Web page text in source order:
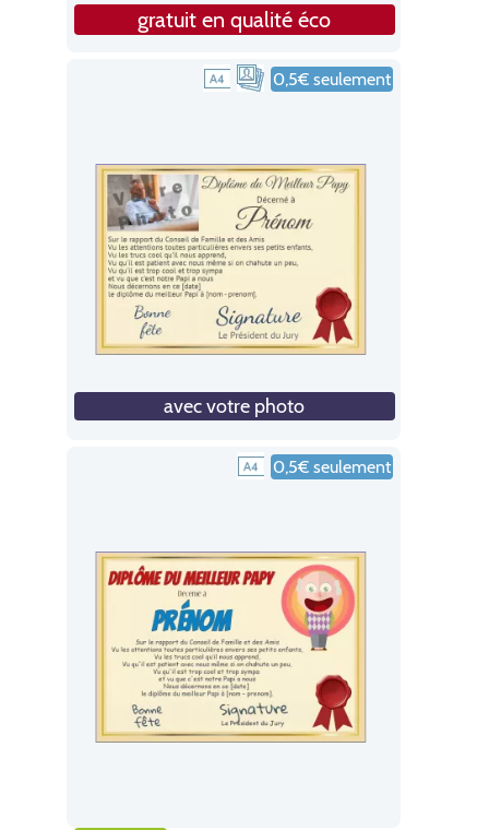
gratuit en qualité éco
0,5€ seulement
avec votre photo
0,5€ seulement